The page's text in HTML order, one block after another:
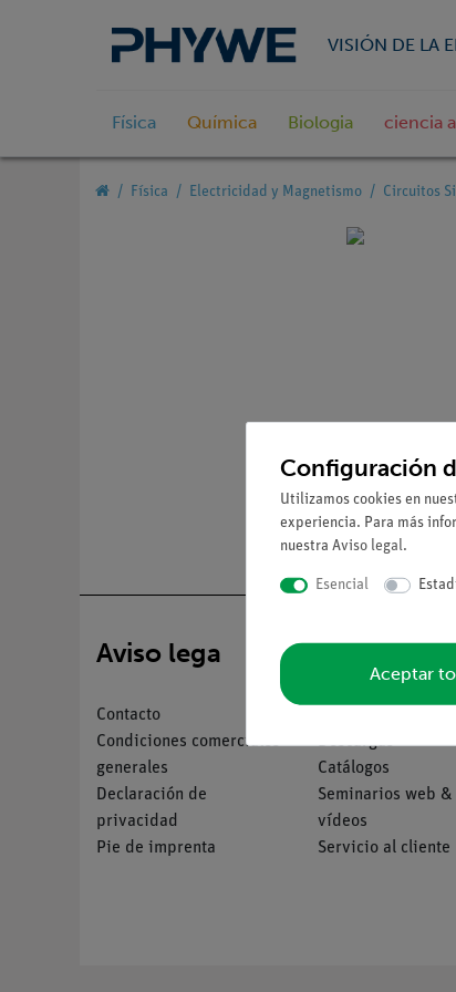
VISIÓN DE LA
Física Química Biologia ciencia
Física Electricidad y Magnetismo Circuitos
Aviso lega
Contacto
Condiciones comerciales
generales
Declaración de
privacidad
Pie de imprenta
Servicio
Descargas
Catálogos
Seminarios web &
vídeos
Servicio al cliente
Configuración
Utilizamos cookies en
experiencia. Para más
nuestra Aviso legal.
Esencial
Aceptar